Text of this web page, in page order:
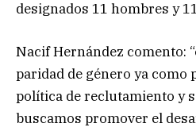
designados 11 hombres y
Nacif Hernández comento:
paridad de género ya como
política de reclutamiento y
buscamos promover el